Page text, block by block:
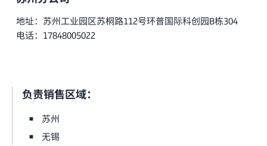
地址：苏州工业园区苏桐路112号环普国际科创园B栋304
电话：17848005022
负责销售区域：
苏州
无锡